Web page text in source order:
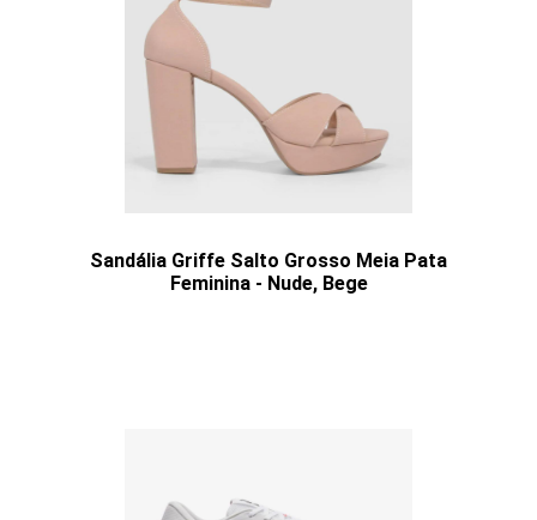
Sandália Griffe Salto Grosso Meia Pata
Feminina - Nude, Bege